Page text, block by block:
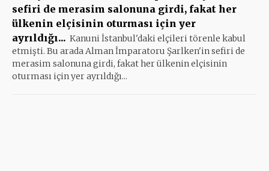
sefiri de merasim salonuna girdi, fakat her
ülkenin elçisinin oturması için yer
ayrıldığı... Kanuni İstanbul'daki elçileri törenle kabul
etmişti. Bu arada Alman İmparatoru Şarlken'in sefiri de
merasim salonuna girdi, fakat her ülkenin elçisinin
oturması için yer ayrıldığı...